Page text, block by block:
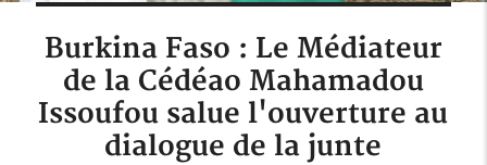
Burkina Faso : Le Médiateur
de la Cédéao Mahamadou
Issoufou salue l'ouverture au
dialogue de la junte